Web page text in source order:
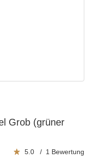
Grob (grüner
5.0 / 1 Bewertung